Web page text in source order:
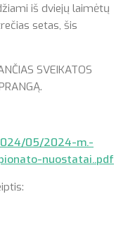
iš dviejų laimėtų
setas, šis
SVEIKATOS
05/2024-m.-
nuostatai..pdf